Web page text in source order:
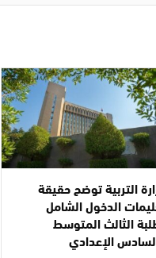
التربية توضح حقيقة
الدخول الشامل
الثالث المتوسط
الإعدادي